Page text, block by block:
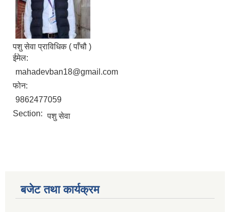
पशु सेवा प्राविधिक ( पाँचौ )
ईमेल:
mahadevban18@gmail.com
फोन:
9862477059
Section: पशु सेवा
बजेट तथा कार्यक्रम